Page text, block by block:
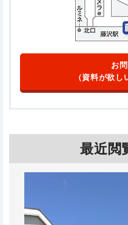
お
（資料が欲し
最近閲